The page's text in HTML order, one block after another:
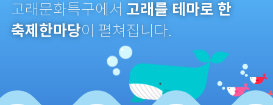
고래문화특구에서 고래를 테마로 한
축제한마당이 펼쳐집니다.